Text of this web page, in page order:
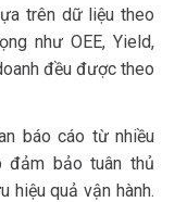
trên dữ liệu theo
như OEE, Yield,
đều được theo
báo cáo từ nhiều
đảm bảo tuân thủ
hiệu quả vận hành.